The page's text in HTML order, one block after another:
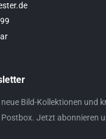
Bild-Kollektionen und
Jetzt abonnieren